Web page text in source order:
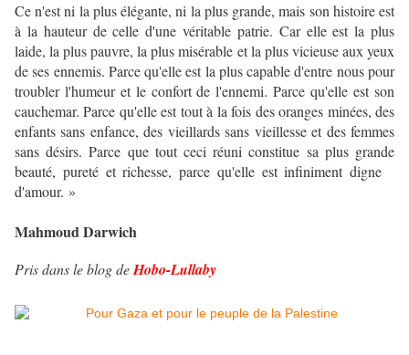
Ce n'est ni la plus élégante, ni la plus grande, mais son histoire est
à la hauteur de celle d'une véritable patrie. Car elle est la plus
laide, la plus pauvre, la plus misérable et la plus vicieuse aux yeux
de ses ennemis. Parce qu'elle est la plus capable d'entre nous pour
troubler l'humeur et le confort de l'ennemi. Parce qu'elle est son
cauchemar. Parce qu'elle est tout à la fois des oranges minées, des
enfants sans enfance, des vieillards sans vieillesse et des femmes
sans désirs. Parce que tout ceci réuni constitue sa plus grande
beauté, pureté et richesse, parce qu'elle est infiniment digne
d'amour. »
Mahmoud Darwich
Pris dans le blog deHobo-Lullaby